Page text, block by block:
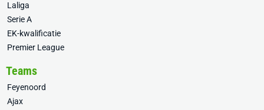
Laliga
Serie A
EK-kwalificatie
Premier League
Teams
Feyenoord
Ajax